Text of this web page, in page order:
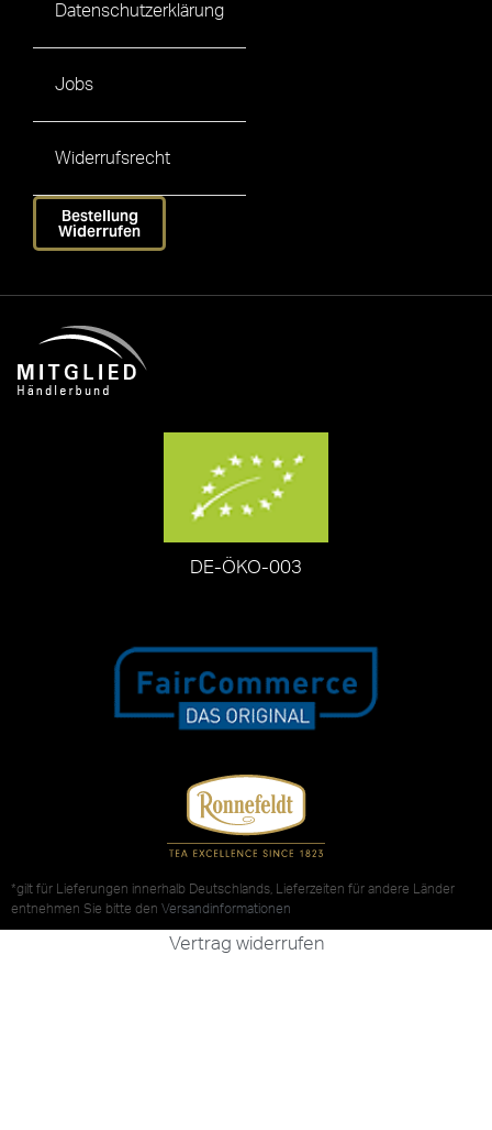
Datenschutzerklärung
Jobs
Widerrufsrecht
Bestellung
Widerrufen
DE-ÖKO-003
*gilt für Lieferungen innerhalb Deutschlands, Lieferzeiten für andere Länder
entnehmen Sie bitte den Versandinformationen
Vertrag widerrufen